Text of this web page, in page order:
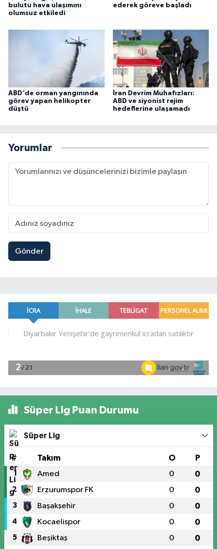
bulutu hava ulaşımını
olumsuz etkiledi
ederek göreve başladı
ABD'de orman yangınında
görev yapan helikopter
düştü
İran Devrim Muhafızları:
ABD ve siyonist rejim
hedeflerine ulaşamadı
Yorumlar
Gönder
Süper Lig Puan Durumu
Süper Lig
# Takım O P
1 Amed 0 0
2 Erzurumspor FK 0 0
3 Başakşehir 0 0
4 Kocaelispor 0 0
5 Beşiktaş 0 0